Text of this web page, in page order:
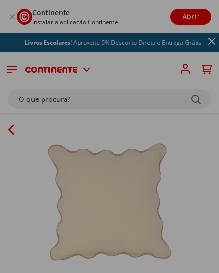
Continente
Instalar a aplicação Continente
Abrir
Livros Escolares! Aproveite 5% Desconto Direto e Entrega Grátis
O que procura?